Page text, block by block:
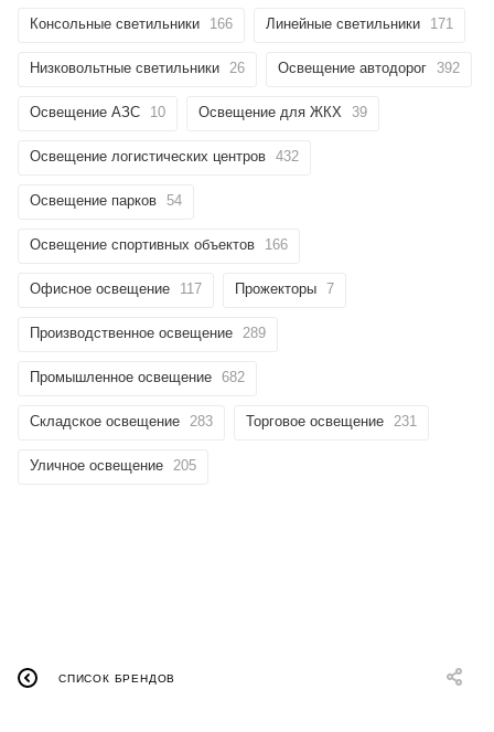
Консольные светильники 166 Линейные светильники 171
Низковольтные светильники 26 Освещение автодорог 392
Освещение АЗС 10 Освещение для ЖКХ 39
Освещение логистических центров 432
Освещение парков 54
Освещение спортивных объектов 166
Офисное освещение 117 Прожекторы 7
Производственное освещение 289
Промышленное освещение 682
Складское освещение 283 Торговое освещение 231
Уличное освещение 205
СПИСОК БРЕНДОВ